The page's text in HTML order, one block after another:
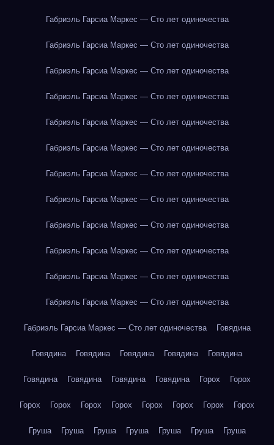
Габриэль Гарсиа Маркес — Сто лет одиночества
Габриэль Гарсиа Маркес — Сто лет одиночества
Габриэль Гарсиа Маркес — Сто лет одиночества
Габриэль Гарсиа Маркес — Сто лет одиночества
Габриэль Гарсиа Маркес — Сто лет одиночества
Габриэль Гарсиа Маркес — Сто лет одиночества
Габриэль Гарсиа Маркес — Сто лет одиночества
Габриэль Гарсиа Маркес — Сто лет одиночества
Габриэль Гарсиа Маркес — Сто лет одиночества
Габриэль Гарсиа Маркес — Сто лет одиночества
Габриэль Гарсиа Маркес — Сто лет одиночества
Габриэль Гарсиа Маркес — Сто лет одиночества
Габриэль Гарсиа Маркес — Сто лет одиночества Говядина
Говядина Говядина Говядина Говядина Говядина
Говядина Говядина Говядина Говядина Горох Горох
Горох Горох Горох Горох Горох Горох Горох Горох
Груша Груша Груша Груша Груша Груша Груша